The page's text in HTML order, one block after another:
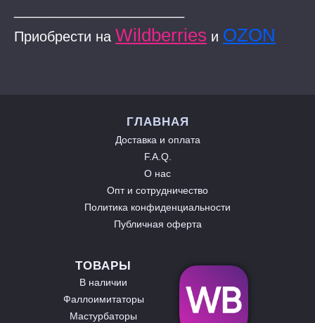
Приобрести на Wildberries и OZON
ГЛАВНАЯ
Доставка и оплата
F.A.Q.
О нас
Опт и сотрудничество
Политика конфиденциальности
Публичная оферта
ТОВАРЫ
В наличии
Фаллоимитаторы
Мастурбаторы